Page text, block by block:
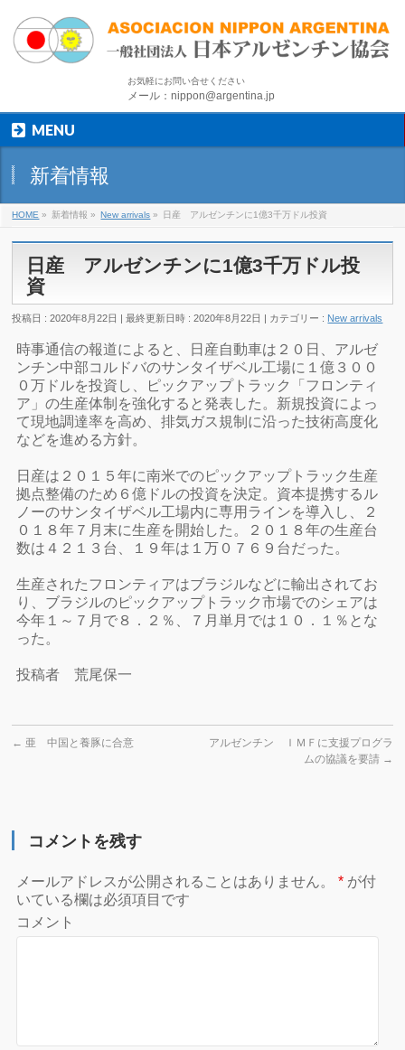
お気軽にお問い合せください
メール：nippon@argentina.jp
MENU
新着情報
HOME » 新着情報 » New arrivals » 日産 アルゼンチンに1億3千万ドル投資
日産 アルゼンチンに1億3千万ドル投
資
投稿日 : 2020年8月22日 最終更新日時 : 2020年8月22日 カテゴリー : New arrivals
時事通信の報道によると、日産自動車は２０日、アルゼ
ンチン中部コルドバのサンタイザベル工場に１億３００
０万ドルを投資し、ピックアップトラック「フロンティ
ア」の生産体制を強化すると発表した。新規投資によっ
て現地調達率を高め、排気ガス規制に沿った技術高度化
などを進める方針。
日産は２０１５年に南米でのピックアップトラック生産
拠点整備のため６億ドルの投資を決定。資本提携するル
ノーのサンタイザベル工場内に専用ラインを導入し、２
０１８年７月末に生産を開始した。２０１８年の生産台
数は４２１３台、１９年は１万０７６９台だった。
生産されたフロンティアはブラジルなどに輸出されてお
り、ブラジルのピックアップトラック市場でのシェアは
今年１～７月で８．２％、７月単月では１０．１％とな
った。
投稿者 荒尾保一
← 亜 中国と養豚に合意
アルゼンチン ＩＭＦに支援プログラ
ムの協議を要請 →
コメントを残す
メールアドレスが公開されることはありません。 * が付
いている欄は必須項目です
コメント